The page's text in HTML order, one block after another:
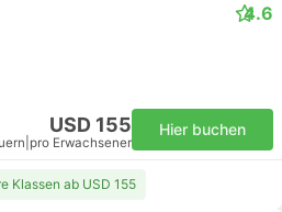
4.6
USD 155
pro Erwachsener
Hier buchen
Klassen ab USD 155